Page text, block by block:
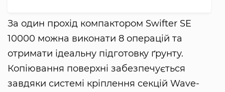
За один прохід компактором Swifter SE
10000 можна виконати 8 операцій та
отримати ідеальну підготовку ґрунту.
Копіювання поверхні забезпечується
завдяки системі кріплення секцій Wave-